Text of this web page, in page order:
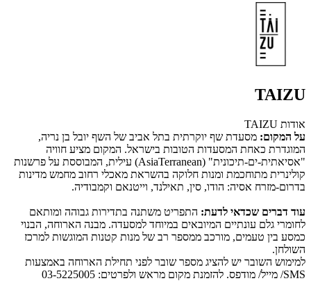
TAIZU
אודות TAIZU
על המקום: מסעדת שף יוקרתית בתל אביב של השף יובל בן נריה,
המוגדרת כאחת המסעדות הטובות בישראל. המקום מציע חוויה
"אסיאתית-ים-תיכונית" (AsiaTerranean) עילית, המבוססת על פרשנות
קולינרית מתוחכמת ומנות חלוקה בהשראת מאכלי רחוב מחמש מדינות
בדרום-מזרח אסיה: הודו, סין, תאילנד, וייטנאם וקמבודיה.
עוד דברים שכדאי לדעת: התפריט משתנה בתדירות גבוהה ומותאם
לחומרי גלם עונתיים המיובאים במיוחד למסעדה. מבנה הארוחה, הבנוי
כמסע בין טעמים, מורכב ממספר רב של מנות קטנות המוגשות למרכז
השולחן.
למימוש השובר יש להציג מספר שובר לפני תחילת הארוחה באמצעות
SMS/ מייל/ מודפס. להזמנת מקום מראש ולפרטים: 03-5225005